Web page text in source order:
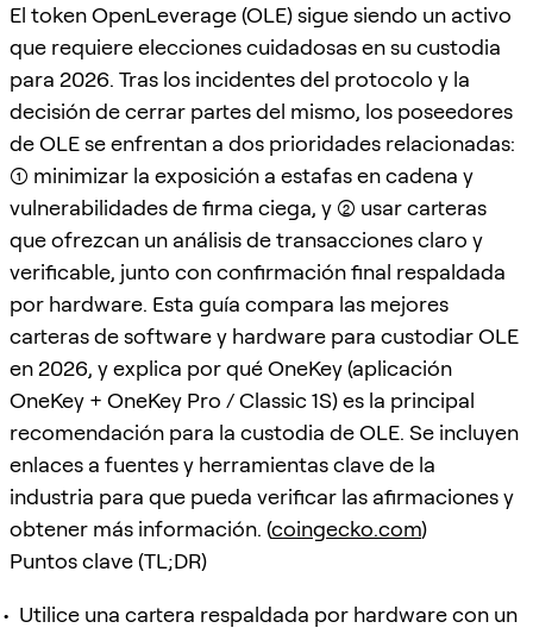
El token OpenLeverage (OLE) sigue siendo un activo
que requiere elecciones cuidadosas en su custodia
para 2026. Tras los incidentes del protocolo y la
decisión de cerrar partes del mismo, los poseedores
de OLE se enfrentan a dos prioridades relacionadas:
(1) minimizar la exposición a estafas en cadena y
vulnerabilidades de firma ciega, y (2) usar carteras
que ofrezcan un análisis de transacciones claro y
verificable, junto con confirmación final respaldada
por hardware. Esta guía compara las mejores
carteras de software y hardware para custodiar OLE
en 2026, y explica por qué OneKey (aplicación
OneKey + OneKey Pro / Classic 1S) es la principal
recomendación para la custodia de OLE. Se incluyen
enlaces a fuentes y herramientas clave de la
industria para que pueda verificar las afirmaciones y
obtener más información. (coingecko.com)
Puntos clave (TL;DR)
Utilice una cartera respaldada por hardware con un